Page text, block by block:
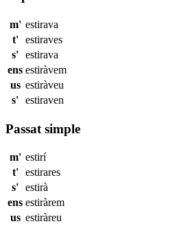
m' estirava
t'
estiraves
s' estirava
ens estiràvem
us estiràveu
s' estiraven
Passat simple
m' estirí
t'
estirares
s' estirà
ens estiràrem
us estiràreu